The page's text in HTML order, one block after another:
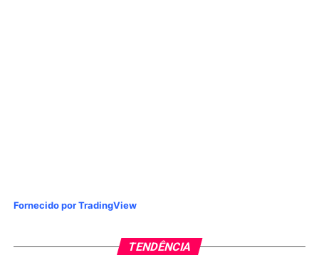
Fornecido por TradingView
TENDÊNCIA